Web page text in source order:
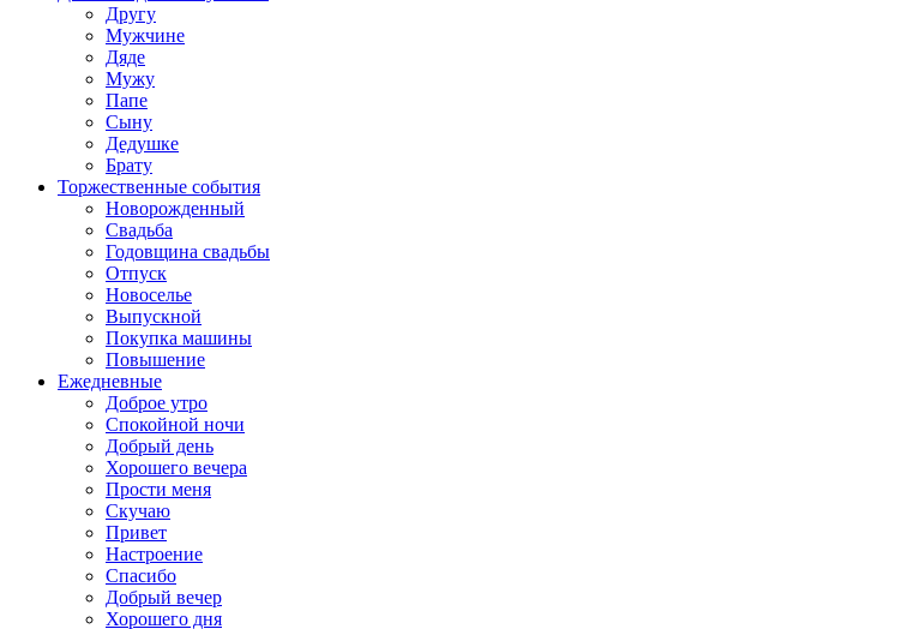
Другу
Мужчине
Дяде
Мужу
Папе
Сыну
Дедушке
Брату
Торжественные события
Новорожденный
Свадьба
Годовщина свадьбы
Отпуск
Новоселье
Выпускной
Покупка машины
Повышение
Ежедневные
Доброе утро
Спокойной ночи
Добрый день
Хорошего вечера
Прости меня
Скучаю
Привет
Настроение
Спасибо
Добрый вечер
Хорошего дня